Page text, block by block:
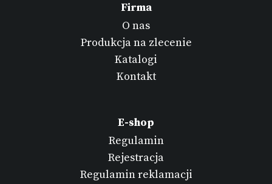
Firma
O nas
Produkcja na zlecenie
Katalogi
Kontakt
E-shop
Regulamin
Rejestracja
Regulamin reklamacji